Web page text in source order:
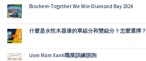
Biochem-Together We Win-Diamond Bay 2024
什麼是水性木器漆的單組分和雙組分？怎麼選擇？
Ươm Mầm Xanh職業訓練諮詢